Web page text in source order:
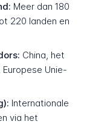
Meer dan 180
220 landen en
China, het
Unie-
Internationale
via het